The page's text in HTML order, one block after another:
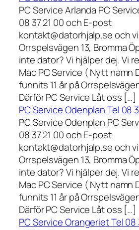
PC Service Arlanda PC
08 37 21 00 och E-post
kontakt@datorhjalp.se och
Orrspelsvägen 13, Bromma
inte dator? Vi hjälper dej. Vi
Mac PC Service ( Nytt namn
funnits 11 år på
Därför PC Service Låt oss […]
PC Service Odenplan Tel 08
PC Service Odenplan PC
08 37 21 00 och E-post
kontakt@datorhjalp.se och
Orrspelsvägen 13, Bromma
inte dator? Vi hjälper dej. Vi
Mac PC Service ( Nytt namn
funnits 11 år på
Därför PC Service Låt oss […]
PC Service Orangeriet Tel 08